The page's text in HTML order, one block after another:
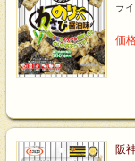
ラ
価
阪